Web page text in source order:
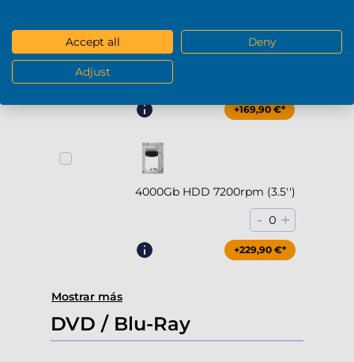
2000Gb HDD 7200rpm (3.5'')
+169,90 €*
4000Gb HDD 7200rpm (3.5'')
- 0 +
+229,90 €*
Mostrar más
DVD / Blu-Ray
Accept all Deny
Adjust